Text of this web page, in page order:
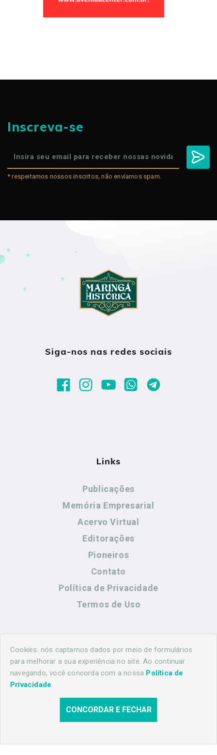
Inscreva-se
* respeitamos nossos inscritos, não enviamos spam.
Siga-nos nas redes sociais
Links
Publicações
Memória Empresarial
Acervo Virtual
Editorações
Pioneiros
Contato
Política de Privacidade
Termos de Uso
Contato
(44) 99883-8883
Cookies: nós captamos dados por meio de formulários
para melhorar a sua experiência no site. Ao continuar
navegando, você concorda com a nossa Política de
Privacidade.
CONCORDAR E FECHAR